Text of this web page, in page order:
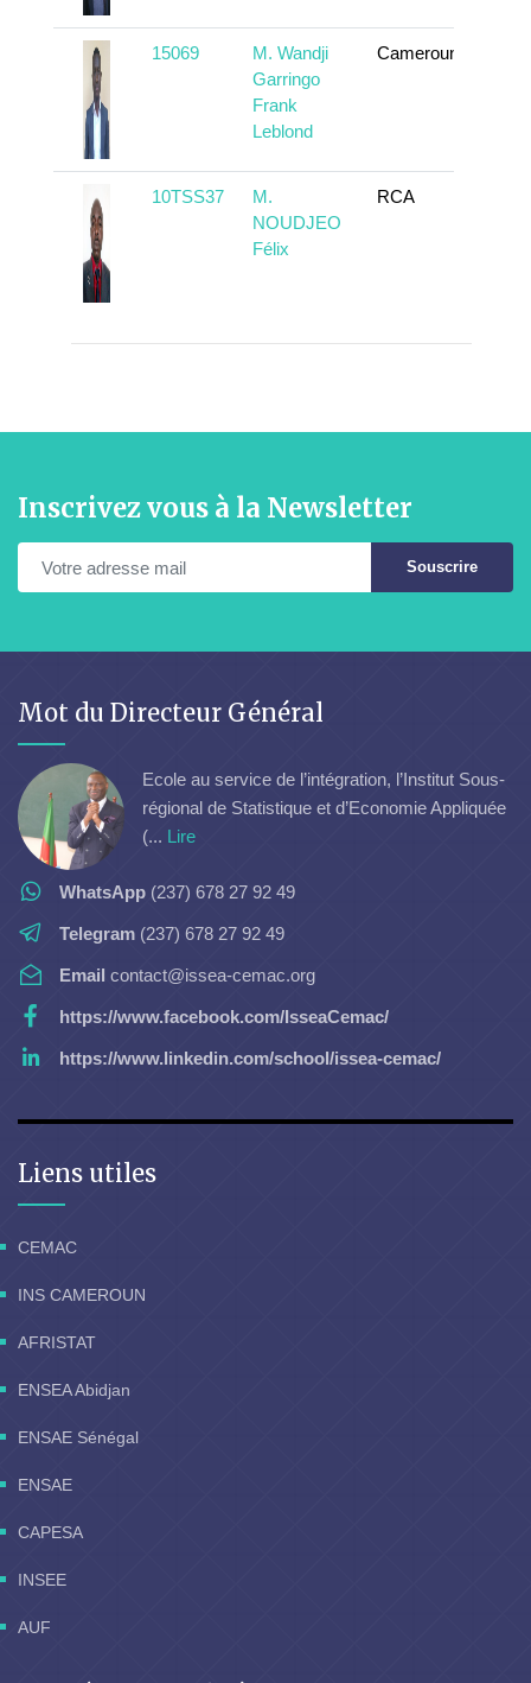
15069
M. Wandji
Garringo
Frank
Leblond
Cameroun
10TSS37
M.
NOUDJEO
Félix
RCA
Inscrivez vous à la Newsletter
Souscrire
Mot du Directeur Général
Ecole au service de l’intégration, l’Institut Sous-
régional de Statistique et d’Economie Appliquée
(... Lire
WhatsApp (237) 678 27 92 49
Telegram (237) 678 27 92 49
Email contact@issea-cemac.org
https://www.facebook.com/IsseaCemac/
https://www.linkedin.com/school/issea-cemac/
Liens utiles
CEMAC
INS CAMEROUN
AFRISTAT
ENSEA Abidjan
ENSAE Sénégal
ENSAE
CAPESA
INSEE
AUF